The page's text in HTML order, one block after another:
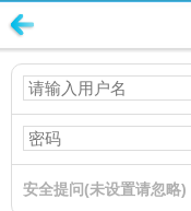
安全提问(未设置请忽略)